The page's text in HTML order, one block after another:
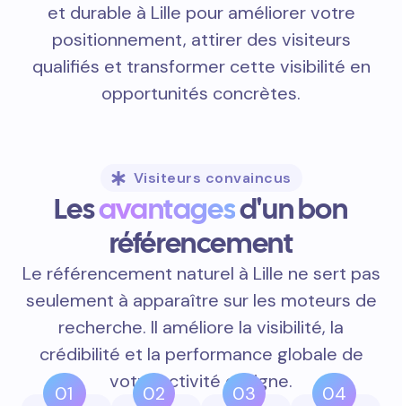
et durable à Lille pour améliorer votre
positionnement, attirer des visiteurs
qualifiés et transformer cette visibilité en
opportunités concrètes.
Visiteurs convaincus
Lesavantagesd'un bon
référencement
Le référencement naturel à Lille ne sert pas
seulement à apparaître sur les moteurs de
recherche. Il améliore la visibilité, la
crédibilité et la performance globale de
votre activité en ligne.
01 02 03 04